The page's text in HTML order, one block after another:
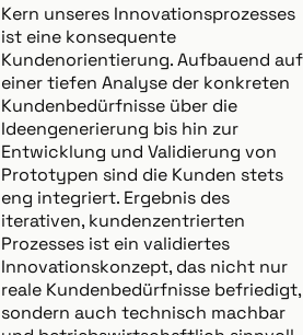
Kern unseres Innovationsprozesses
ist eine konsequente
Kundenorientierung. Aufbauend auf
einer tiefen Analyse der konkreten
Kundenbedürfnisse über die
Ideengenerierung bis hin zur
Entwicklung und Validierung von
Prototypen sind die Kunden stets
eng integriert. Ergebnis des
iterativen, kundenzentrierten
Prozesses ist ein validiertes
Innovationskonzept, das nicht nur
reale Kundenbedürfnisse befriedigt,
sondern auch technisch machbar